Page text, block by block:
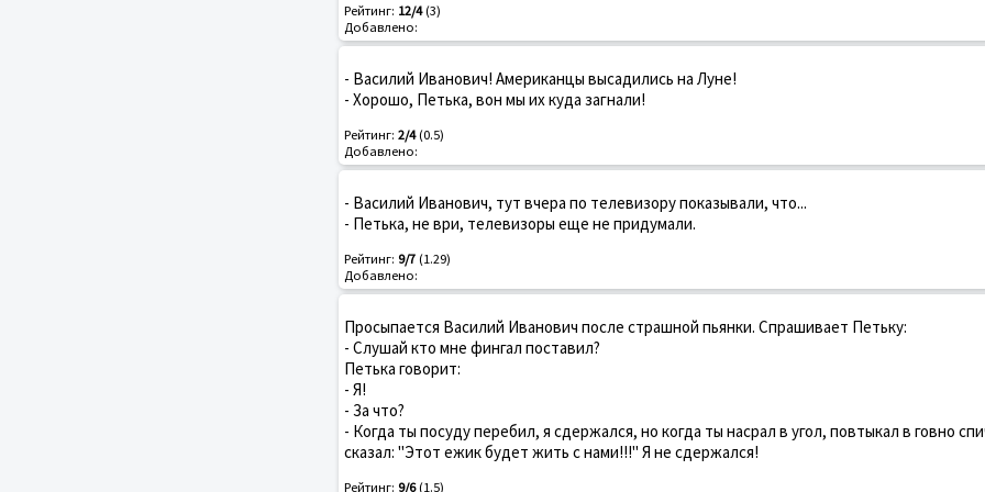
Рейтинг: 12/4(3)
Добавлено:
- Василий Иванович! Американцы высадились на Луне!
- Хорошо, Петька, вон мы их куда загнали!
Рейтинг: 2/4(0.5)
Добавлено:
- Василий Иванович, тут вчера по телевизору показывали, что...
- Петька, не ври, телевизоры еще не придумали.
Рейтинг: 9/7(1.29)
Добавлено:
Просыпается Василий Иванович после страшной пьянки. Спрашивает Петьку:
- Слушай кто мне фингал поставил?
Петька говорит:
- Я!
- За что?
- Когда ты посуду перебил, я сдержался, но когда ты насрал в угол, повтыкал в говно
сказал: "Этот ежик будет жить с нами!!!" Я не сдержался!
Рейтинг: 9/6(1.5)